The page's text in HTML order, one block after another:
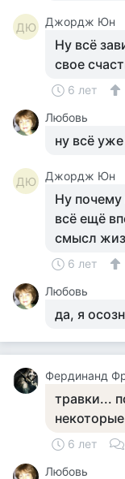
ДЮ Джордж Юн
Ну всё
свое
6 лет
Любовь
ну всё
ДЮ Джордж Юн
Ну почему
всё ещё
смысл
6 лет
Любовь
да, я
Фердинанд
травки...
6 лет
Любовь